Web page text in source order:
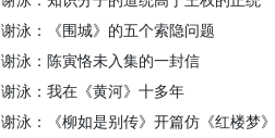
谢泳：《围城》的五个索隐问题
谢泳：陈寅恪未入集的一封信
谢泳：我在《黄河》十多年
谢泳：《柳如是别传》开篇仿《红楼梦》